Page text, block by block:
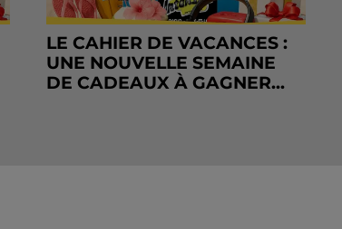
LE CAHIER DE VACANCES :
UNE NOUVELLE SEMAINE
DE CADEAUX À GAGNER...